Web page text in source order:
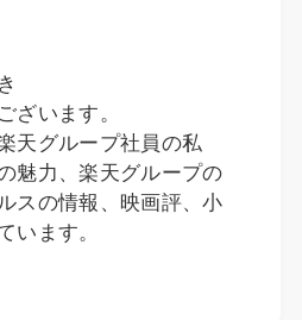
ざいます。
天グループ社員の私
魅力、楽天グループの
スの情報、映画評、小
います。